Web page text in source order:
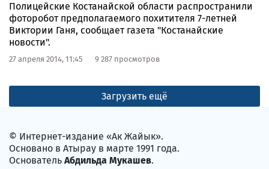
Полицейские Костанайской области распространили
фоторобот предполагаемого похитителя 7-летней
Виктории Ганя, сообщает газета "Костанайские
новости".
27 апреля 2014, 11:45 9 287 просмотров
Загрузить ещё
© Интернет-издание «Ак Жайык».
Основано в Атырау в марте 1991 года.
Основатель Абдильда Мукашев.